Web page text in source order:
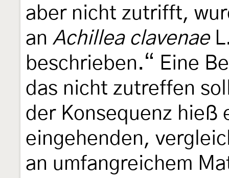
aber nicht zutrifft,
an Achillea clavenae
beschrieben.“ Eine
das nicht zutreffen
der Konsequenz hieß
eingehenden,
an umfangreichem